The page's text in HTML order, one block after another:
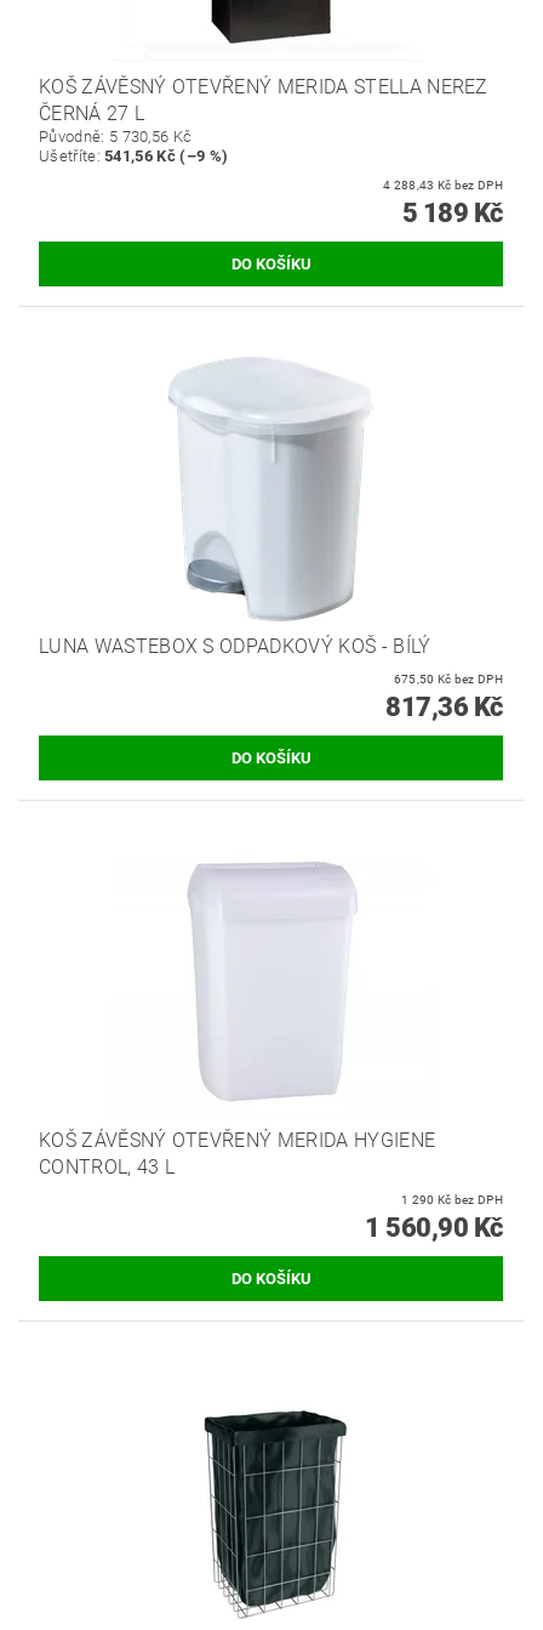
KOŠ ZÁVĚSNÝ OTEVŘENÝ MERIDA STELLA NEREZ
ČERNÁ 27 L
Původně: 5 730,56 Kč
Ušetříte:541,56 Kč (–9 %)
4 288,43 Kč bez DPH
5 189 Kč
LUNA WASTEBOX S ODPADKOVÝ KOŠ - BÍLÝ
675,50 Kč bez DPH
817,36 Kč
KOŠ ZÁVĚSNÝ OTEVŘENÝ MERIDA HYGIENE
CONTROL, 43 L
1 290 Kč bez DPH
1 560,90 Kč